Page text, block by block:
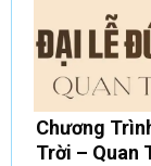
Chương
Trời – Quan